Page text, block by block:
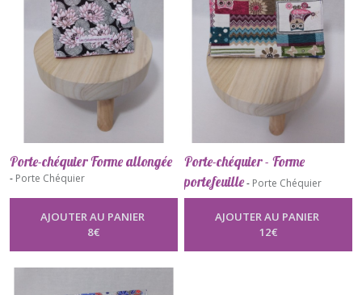
Porte-chéquier Forme allongée
- Porte Chéquier
AJOUTER AU PANIER
8€
Porte-chéquier - Forme
portefeuille- Porte Chéquier
AJOUTER AU PANIER
12€